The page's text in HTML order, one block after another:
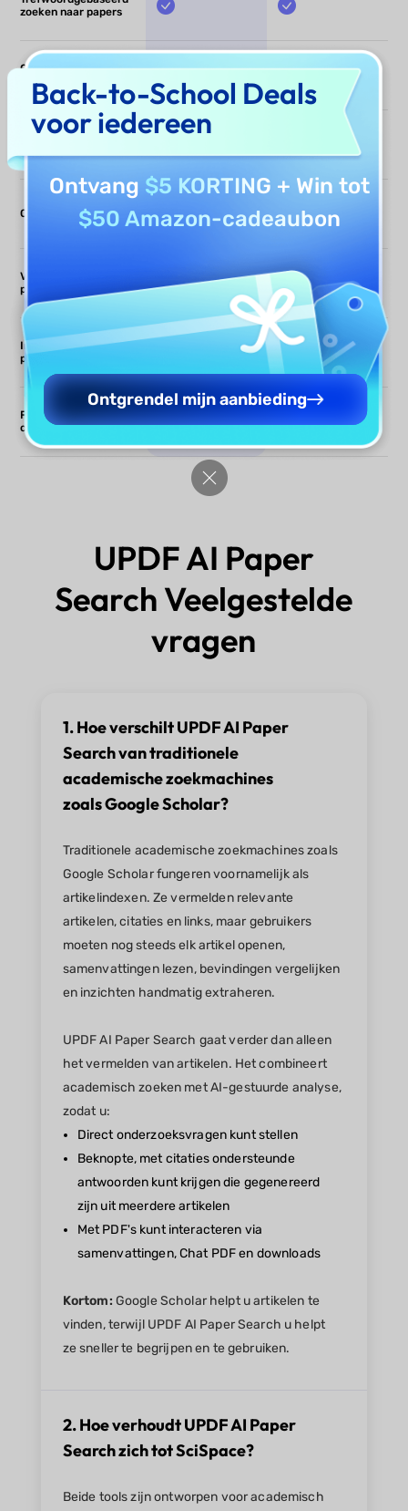
zoeken naar papers
Op vragen gebaseerde
AI-modus
Synthese van
Citatietraceerbaarheid
Verbindingen tussen
papers
Interactie op
papierniveau
Focus op
onderzoekswerkflow
UPDF AI Paper
Search Veelgestelde
vragen
1. Hoe verschilt UPDF AI Paper
Search van traditionele
academische zoekmachines
zoals Google Scholar?
Traditionele academische zoekmachines zoals
Google Scholar fungeren voornamelijk als
artikelindexen. Ze vermelden relevante
artikelen, citaties en links, maar gebruikers
moeten nog steeds elk artikel openen,
samenvattingen lezen, bevindingen vergelijken
en inzichten handmatig extraheren.
UPDF AI Paper Search gaat verder dan alleen
het vermelden van artikelen. Het combineert
academisch zoeken met AI-gestuurde analyse,
zodat u:
Direct onderzoeksvragen kunt stellen
Beknopte, met citaties ondersteunde
antwoorden kunt krijgen die gegenereerd
zijn uit meerdere artikelen
Met PDF's kunt interacteren via
samenvattingen, Chat PDF en downloads
Kortom: Google Scholar helpt u artikelen te
vinden, terwijl UPDF AI Paper Search u helpt
ze sneller te begrijpen en te gebruiken.
2. Hoe verhoudt UPDF AI Paper
Search zich tot SciSpace?
Beide tools zijn ontworpen voor academisch
Back-to-School Deals
voor iedereen
Ontvang $5 KORTING + Win tot
$50 Amazon-cadeaubon
Ontgrendel mijn aanbieding